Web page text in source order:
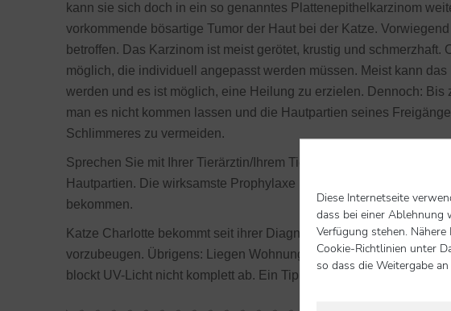
Diese Internetseite
dass bei einer Ablehnung
Verfügung stehen.
Cookie-Richtlinien unter
so dass die Weitergabe
kann sie sich doch in ein so genanntes Plattenepithelkarzinom
vorkommende bösartige Tumor der Haut bei der Katze.
betroffen. Das Karzinom ist meist gerötet, krustig und schmerzhaft.
möglich, die individuell angepasst werden müssen. Meist kann
werden und es ist möglich, eine Heilung zu erzielen. Dennoch:
man es nicht kommen lassen und die Hautpartien seines
Schlimmeres zu vermeiden.
Sprechen Sie mit Ihrer Tierärztin/Ihrem Tierarzt, sollten Sie das
Hautpartien. Die wirksamste Prophylaxe ist eine spezielle
bekommen.
Katze Charlotte bekommt seit ihrer Diagnose im Freien ihre
vorzubeugen. Übrigens: Liegen Wohnungskatzen gerne auf der
blockt UV-Licht nicht komplett ab. Ein Tipp: Es gibt im Handel UV-